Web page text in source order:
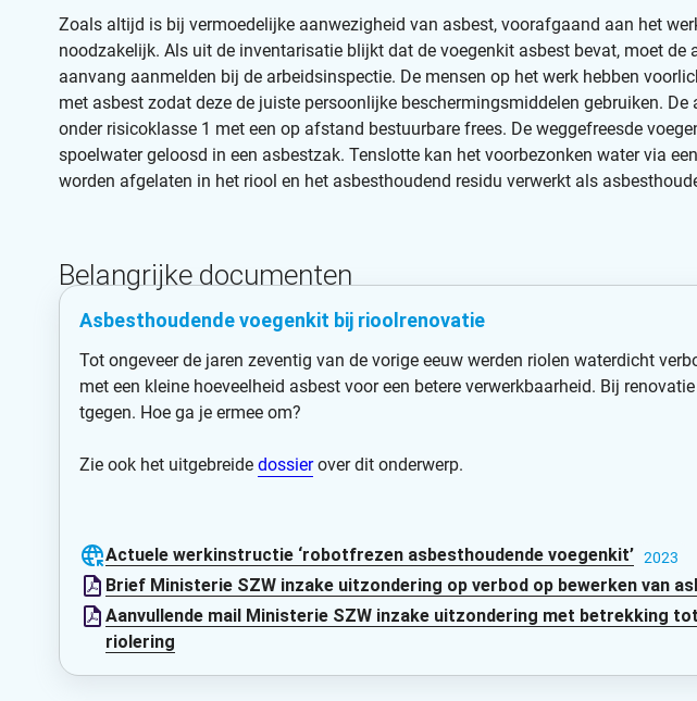
Zoals altijd is bij vermoedelijke aanwezigheid van asbest, voorafgaand aan het
noodzakelijk. Als uit de inventarisatie blijkt dat de voegenkit asbest bevat, moet de
aanvang aanmelden bij de arbeidsinspectie. De mensen op het werk hebben
met asbest zodat deze de juiste persoonlijke beschermingsmiddelen gebruiken. De
onder risicoklasse 1 met een op afstand bestuurbare frees. De weggefreesde
spoelwater geloosd in een asbestzak. Tenslotte kan het voorbezonken water via
worden afgelaten in het riool en het asbesthoudend residu verwerkt als
Belangrijke documenten
Asbesthoudende voegenkit bij rioolrenovatie
Tot ongeveer de jaren zeventig van de vorige eeuw werden riolen waterdicht
met een kleine hoeveelheid asbest voor een betere verwerkbaarheid. Bij
tgegen. Hoe ga je ermee om?
Zie ook het uitgebreide dossierover dit onderwerp.
Actuele werkinstructie ‘robotfrezen asbesthoudende voegenkit’ 2023
Brief Ministerie SZW inzake uitzondering op verbod op bewerken van
Aanvullende mail Ministerie SZW inzake uitzondering met betrekking
riolering